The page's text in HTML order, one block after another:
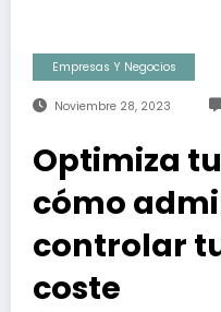
Empresas Y Negocios
Noviembre 28, 2023
Optimiza
cómo
controlar
coste